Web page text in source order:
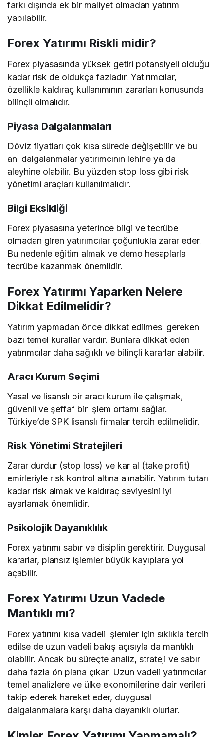
farkı dışında ek bir maliyet olmadan yatırım
yapılabilir.
Forex Yatırımı Riskli midir?
Forex piyasasında yüksek getiri potansiyeli olduğu
kadar risk de oldukça fazladır. Yatırımcılar,
özellikle kaldıraç kullanımının zararları konusunda
bilinçli olmalıdır.
Piyasa Dalgalanmaları
Döviz fiyatları çok kısa sürede değişebilir ve bu
ani dalgalanmalar yatırımcının lehine ya da
aleyhine olabilir. Bu yüzden stop loss gibi risk
yönetimi araçları kullanılmalıdır.
Bilgi Eksikliği
Forex piyasasına yeterince bilgi ve tecrübe
olmadan giren yatırımcılar çoğunlukla zarar eder.
Bu nedenle eğitim almak ve demo hesaplarla
tecrübe kazanmak önemlidir.
Forex Yatırımı Yaparken Nelere
Dikkat Edilmelidir?
Yatırım yapmadan önce dikkat edilmesi gereken
bazı temel kurallar vardır. Bunlara dikkat eden
yatırımcılar daha sağlıklı ve bilinçli kararlar alabilir.
Aracı Kurum Seçimi
Yasal ve lisanslı bir aracı kurum ile çalışmak,
güvenli ve şeffaf bir işlem ortamı sağlar.
Türkiye’de SPK lisanslı firmalar tercih edilmelidir.
Risk Yönetimi Stratejileri
Zarar durdur (stop loss) ve kar al (take profit)
emirleriyle risk kontrol altına alınabilir. Yatırım tutarı
kadar risk almak ve kaldıraç seviyesini iyi
ayarlamak önemlidir.
Psikolojik Dayanıklılık
Forex yatırımı sabır ve disiplin gerektirir. Duygusal
kararlar, plansız işlemler büyük kayıplara yol
açabilir.
Forex Yatırımı Uzun Vadede
Mantıklı mı?
Forex yatırımı kısa vadeli işlemler için sıklıkla tercih
edilse de uzun vadeli bakış açısıyla da mantıklı
olabilir. Ancak bu süreçte analiz, strateji ve sabır
daha fazla ön plana çıkar. Uzun vadeli yatırımcılar
temel analizlere ve ülke ekonomilerine dair verileri
takip ederek hareket eder, duygusal
dalgalanmalara karşı daha dayanıklı olurlar.